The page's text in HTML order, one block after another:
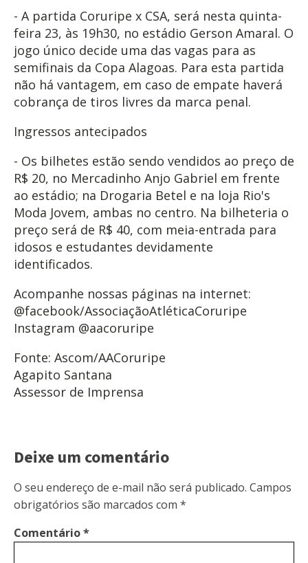
- A partida Coruripe x CSA, será nesta quinta-
feira 23, às 19h30, no estádio Gerson Amaral. O
jogo único decide uma das vagas para as
semifinais da Copa Alagoas. Para esta partida
não há vantagem, em caso de empate haverá
cobrança de tiros livres da marca penal.
Ingressos antecipados
- Os bilhetes estão sendo vendidos ao preço de
R$ 20, no Mercadinho Anjo Gabriel em frente
ao estádio; na Drogaria Betel e na loja Rio's
Moda Jovem, ambas no centro. Na bilheteria o
preço será de R$ 40, com meia-entrada para
idosos e estudantes devidamente
identificados.
Acompanhe nossas páginas na internet:
@facebook/AssociaçãoAtléticaCoruripe
Instagram @aacoruripe
Fonte: Ascom/AACoruripe
Agapito Santana
Assessor de Imprensa
Deixe um comentário
O seu endereço de e-mail não será publicado. Campos
obrigatórios são marcados com *
Comentário*